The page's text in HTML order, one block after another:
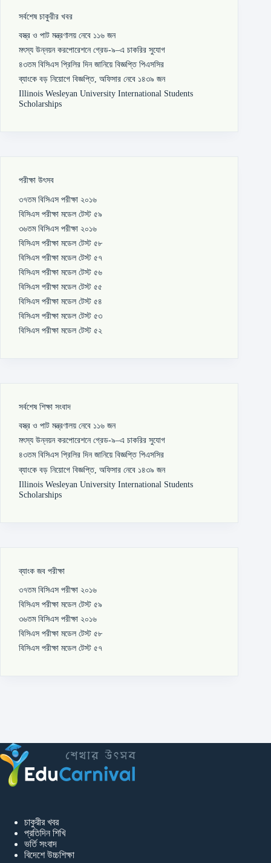
সর্বশেষ চাকুরীর খবর
বস্ত্র ও পাট মন্ত্রণালয় নেবে ১১৬ জন
মৎস্য উন্নয়ন করপোরেশনে গ্রেড-৯–এ চাকরির সুযোগ
৪৩তম বিসিএস প্রিলির দিন জানিয়ে বিজ্ঞপ্তি পিএসসির
ব্যাংকে বড় নিয়োগে বিজ্ঞপ্তি, অফিসার নেবে ১৪৩৯ জন
Illinois Wesleyan University International Students
Scholarships
পরীক্ষা উৎসব
৩৭তম বিসিএস পরীক্ষা ২০১৬
বিসিএস পরীক্ষা মডেল টেস্ট ৫৯
৩৬তম বিসিএস পরীক্ষা ২০১৬
বিসিএস পরীক্ষা মডেল টেস্ট ৫৮
বিসিএস পরীক্ষা মডেল টেস্ট ৫৭
বিসিএস পরীক্ষা মডেল টেস্ট ৫৬
বিসিএস পরীক্ষা মডেল টেস্ট ৫৫
বিসিএস পরীক্ষা মডেল টেস্ট ৫৪
বিসিএস পরীক্ষা মডেল টেস্ট ৫৩
বিসিএস পরীক্ষা মডেল টেস্ট ৫২
সর্বশেষ শিক্ষা সংবাদ
বস্ত্র ও পাট মন্ত্রণালয় নেবে ১১৬ জন
মৎস্য উন্নয়ন করপোরেশনে গ্রেড-৯–এ চাকরির সুযোগ
৪৩তম বিসিএস প্রিলির দিন জানিয়ে বিজ্ঞপ্তি পিএসসির
ব্যাংকে বড় নিয়োগে বিজ্ঞপ্তি, অফিসার নেবে ১৪৩৯ জন
Illinois Wesleyan University International Students
Scholarships
ব্যাংক জব পরীক্ষা
৩৭তম বিসিএস পরীক্ষা ২০১৬
বিসিএস পরীক্ষা মডেল টেস্ট ৫৯
৩৬তম বিসিএস পরীক্ষা ২০১৬
বিসিএস পরীক্ষা মডেল টেস্ট ৫৮
বিসিএস পরীক্ষা মডেল টেস্ট ৫৭
চাকুরীর খবর
প্রতিদিন শিখি
ভর্তি সংবাদ
বিদেশে উচ্চশিক্ষা